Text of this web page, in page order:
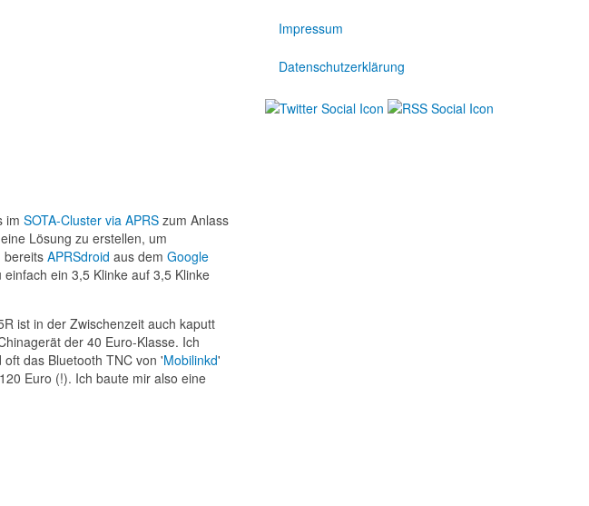
im SOTA-Cluster via APRS zum Anlass
Lösung zu erstellen, um
bereits APRSdroid aus dem Google
ein 3,5 Klinke auf 3,5 Klinke
ist in der Zwischenzeit auch kaputt
der 40 Euro-Klasse. Ich
das Bluetooth TNC von 'Mobilinkd'
Euro (!). Ich baute mir also eine
Impressum
Datenschutzerklärung